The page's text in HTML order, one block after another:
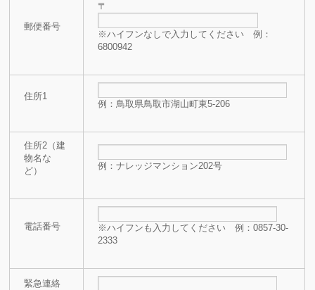
郵便番号
〒
※ハイフンなしで入力してください 例：
6800942
住所1
例：鳥取県鳥取市湖山町東5-206
住所2（建
物名な
ど）
例：ナレッジマンション202号
電話番号
※ハイフンも入力してください 例：0857-30-
2333
緊急連絡